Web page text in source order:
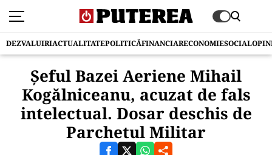
DEZVALUIRIACTUALITATEPOLITICĂFINANCIARECONOMIESOCIAL
Şeful Bazei Aeriene Mihail
Kogălniceanu, acuzat de fals
intelectual. Dosar deschis de
Parchetul Militar